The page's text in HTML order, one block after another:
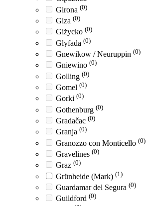
Girona (0)
Giza (0)
Giżycko (0)
Glyfada (0)
Gnewikow / Neuruppin (0)
Gniewino (0)
Golling (0)
Gomel (0)
Gorki (0)
Gothenburg (0)
Gradačac (0)
Granja (0)
Granozzo con Monticello (0)
Gravelines (0)
Graz (0)
Grünheide (Mark) (1)
Guardamar del Segura (0)
Guildford (0)